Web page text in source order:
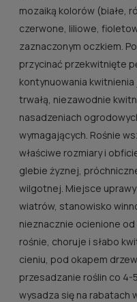
mozaiką kolorów (białe,
czerwone, liliowe,
zaznaczonym oczkiem.
przycinać przekwitnięte
kontynuowania
trwałą, niezawodnie
nasadzeniach
wymagających. Rośnie
właściwe rozmiary i
glebie żyznej,
wilgotnej. Miejsce
wiatrów, stanowisko
nieznacznie ocienione od
rośnie, choruje i słabo
cieniu, pod okapem
przesadzanie roślin co 4-
wysadza się na rabatach